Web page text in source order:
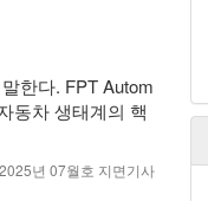
한다. FPT Autom
동차 생태계의 핵
2025년 07월호 지면기사